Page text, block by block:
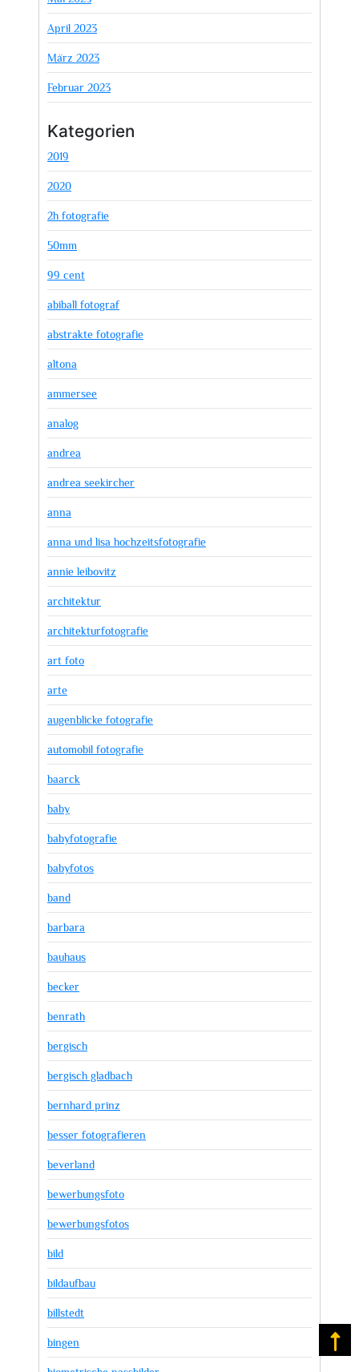
April 2023
März 2023
Februar 2023
Kategorien
2019
2020
2h fotografie
50mm
99 cent
abiball fotograf
abstrakte fotografie
altona
ammersee
analog
andrea
andrea seekircher
anna
anna und lisa hochzeitsfotografie
annie leibovitz
architektur
architekturfotografie
art foto
arte
augenblicke fotografie
automobil fotografie
baarck
baby
babyfotografie
babyfotos
band
barbara
bauhaus
becker
benrath
bergisch
bergisch gladbach
bernhard prinz
besser fotografieren
beverland
bewerbungsfoto
bewerbungsfotos
bild
bildaufbau
billstedt
bingen